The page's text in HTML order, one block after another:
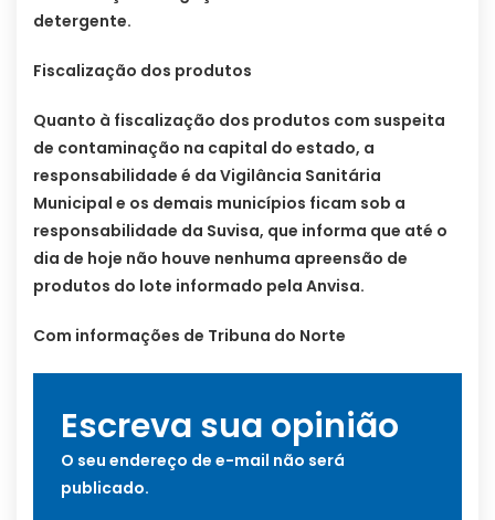
detergente.
Fiscalização dos produtos
Quanto à fiscalização dos produtos com suspeita
de contaminação na capital do estado, a
responsabilidade é da Vigilância Sanitária
Municipal e os demais municípios ficam sob a
responsabilidade da Suvisa, que informa que até o
dia de hoje não houve nenhuma apreensão de
produtos do lote informado pela Anvisa.
Com informações de Tribuna do Norte
Escreva sua opinião
O seu endereço de e-mail não será
publicado.